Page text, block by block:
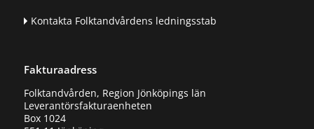
Kontakta Folktandvårdens ledningsstab
Fakturaadress
Folktandvården, Region Jönköpings län
Leverantörsfakturaenheten
Box 1024